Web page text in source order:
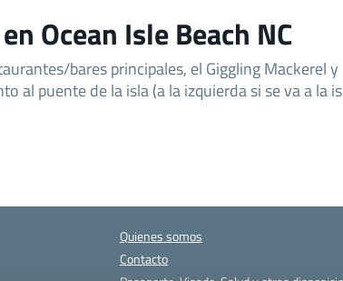
Ocean Isle Beach NC
bares principales, el Giggling Mackerel y
al puente de la isla (a la izquierda si se va a la
Quienes somos
Contacto